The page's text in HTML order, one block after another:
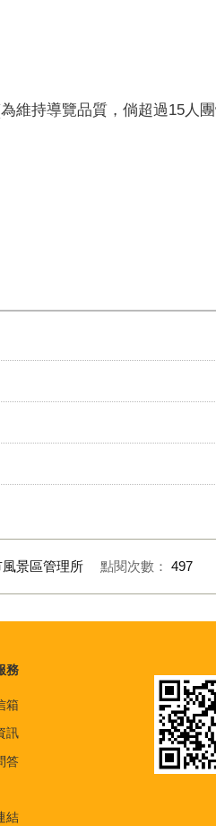
維持導覽品質，倘超過15人
景區管理所 點閱次數： 497
務
箱
訊
答
結